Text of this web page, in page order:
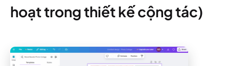
hoạt trong thiết kế cộng tác)